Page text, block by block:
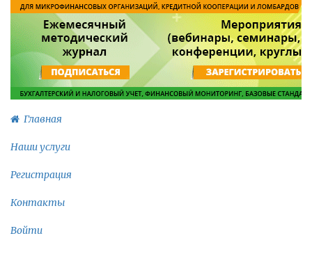
Главная
Наши услуги
Регистрация
Контакты
Войти